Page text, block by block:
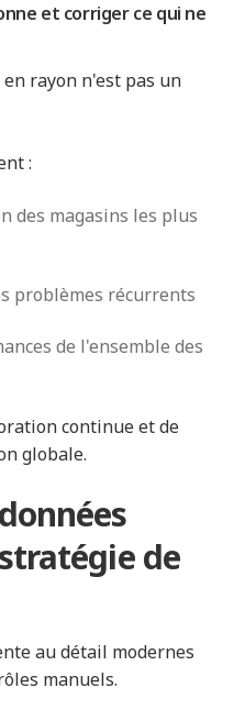
et corriger ce qui ne
rayon n'est pas un
:
des magasins les plus
problèmes récurrents
de l'ensemble des
continue et de
globale.
de
au détail modernes
manuels.